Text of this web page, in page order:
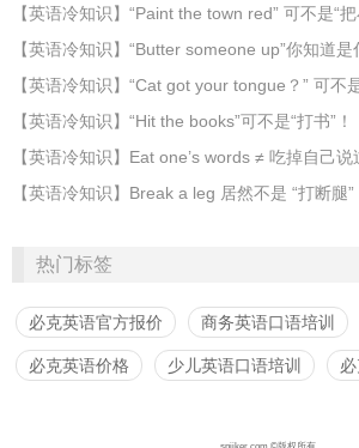
【英语冷知识】“Paint the town red” 可不是“
【英语冷知识】“Butter someone up”你知道是
【英语冷知识】“Cat got your tongue？” 可不
​【英语冷知识】“Hit the books”可不是“打书”！
【英语冷知识】Eat one’s words ≠ 吃掉自己说
【英语冷知识】Break a leg 居然不是 “打断腿”
热门标签
必克英语官方报价 商务英语口语培训
必克英语价格 少儿英语口语培训